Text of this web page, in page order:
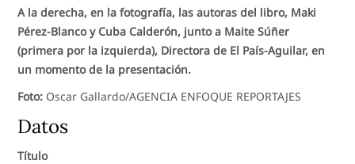
A la derecha, en la fotografía, las autoras del libro, Maki
Pérez-Blanco y Cuba Calderón, junto a Maite Súñer
(primera por la izquierda), Directora de El País-Aguilar, en
un momento de la presentación.
Foto: Oscar Gallardo/AGENCIA ENFOQUE REPORTAJES
Datos
Título